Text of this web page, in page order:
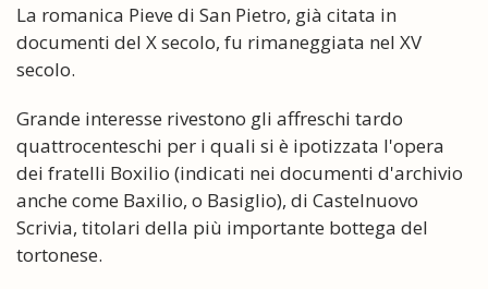
La romanica Pieve di San Pietro, già citata in
documenti del X secolo, fu rimaneggiata nel XV
secolo.
Grande interesse rivestono gli affreschi tardo
quattrocenteschi per i quali si è ipotizzata l'opera
dei fratelli Boxilio (indicati nei documenti d'archivio
anche come Baxilio, o Basiglio), di Castelnuovo
Scrivia, titolari della più importante bottega del
tortonese.